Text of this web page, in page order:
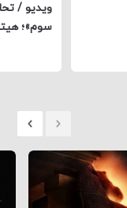
ویدیو /
سوم»؛